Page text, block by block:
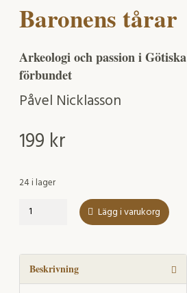
Baronens tårar
Arkeologi och passion i Götiska
förbundet
Påvel Nicklasson
199 kr
24 i lager
Baronens
Lägg i varukorg
Beskrivning